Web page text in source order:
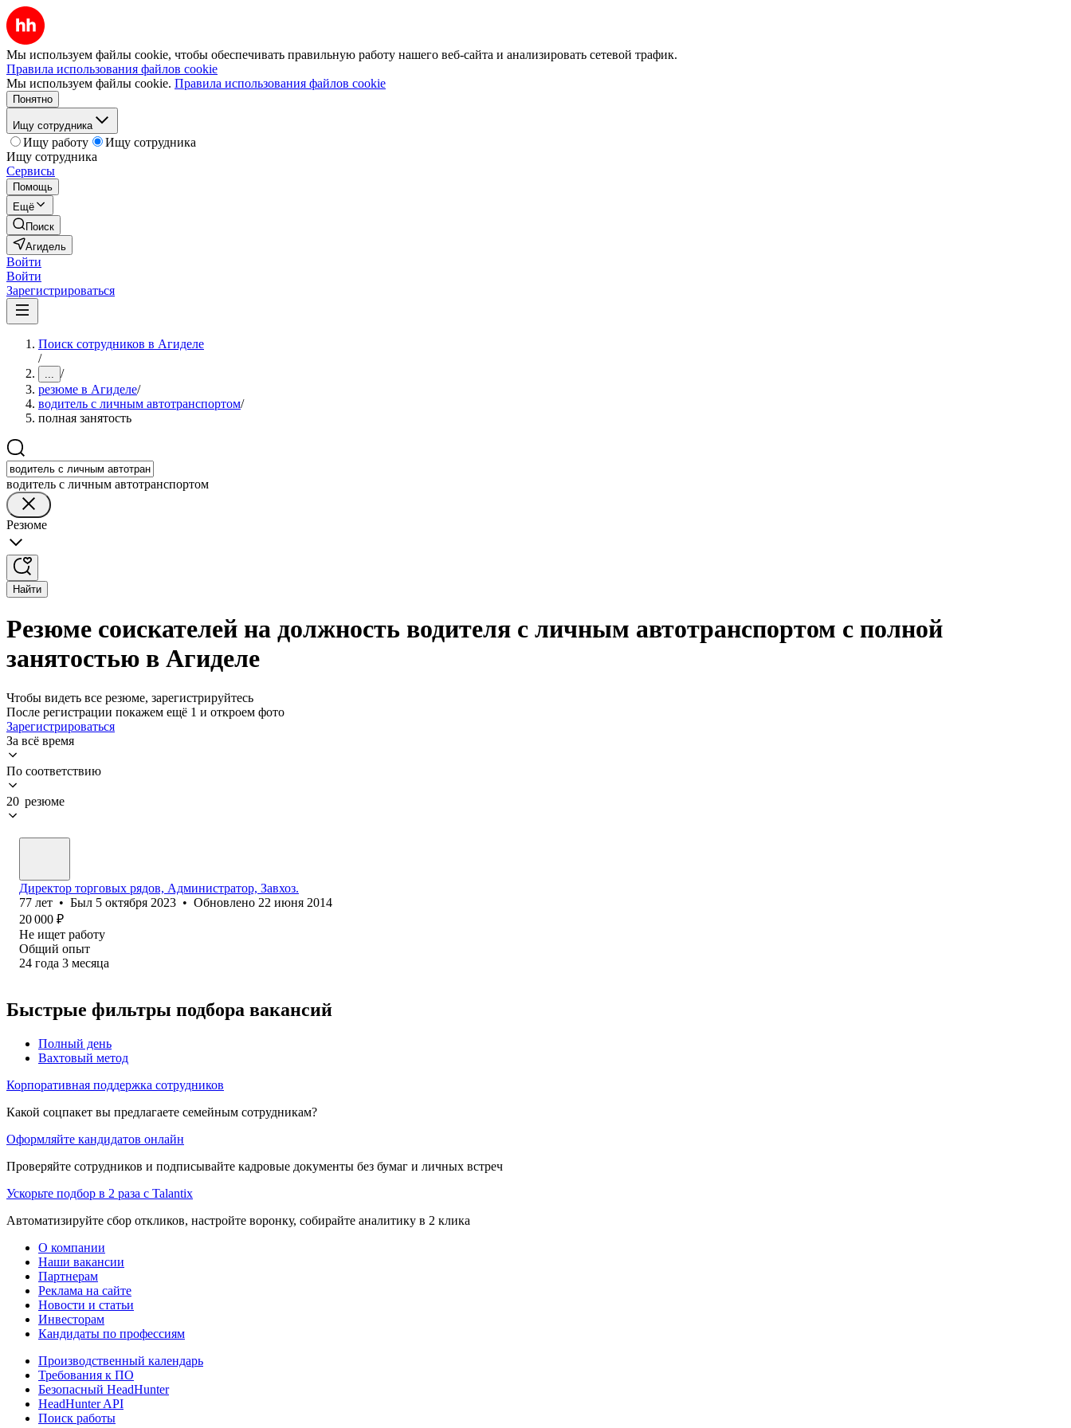
Мы используем файлы cookie, чтобы обеспечивать правильную работу нашего веб-сайта и анализировать сетевой трафик.
Правила использования файлов cookie
Мы используем файлы cookie. Правила использования файлов cookie
Понятно
Ищу сотрудника
Ищу работу
Ищу сотрудника
Ищу сотрудника
Сервисы
Помощь
Ещё
Поиск
Агидель
Войти
Войти
Зарегистрироваться
Поиск сотрудников в Агиделе
/
... /
резюме в Агиделе/
водитель с личным автотранспортом/
полная занятость
водитель с личным автотранспортом
Резюме
Найти
Резюме соискателей на должность водителя с личным автотранспортом с полной
занятостью в Агиделе
Чтобы видеть все резюме, зарегистрируйтесь
После регистрации покажем ещё 1 и откроем фото
Зарегистрироваться
За всё время
По соответствию
20 резюме
Директор торговых рядов, Администратор, Завхоз.
77 лет • Был 5 октября 2023 • Обновлено 22 июня 2014
20 000 ₽
Не ищет работу
Общий опыт
24 года 3 месяца
Быстрые фильтры подбора вакансий
Полный день
Вахтовый метод
Корпоративная поддержка сотрудников
Какой соцпакет вы предлагаете семейным сотрудникам?
Оформляйте кандидатов онлайн
Проверяйте сотрудников и подписывайте кадровые документы без бумаг и личных встреч
Ускорьте подбор в 2 раза с Talantix
Автоматизируйте сбор откликов, настройте воронку, собирайте аналитику в 2 клика
О компании
Наши вакансии
Партнерам
Реклама на сайте
Новости и статьи
Инвесторам
Кандидаты по профессиям
Производственный календарь
Требования к ПО
Безопасный HeadHunter
HeadHunter API
Поиск работы